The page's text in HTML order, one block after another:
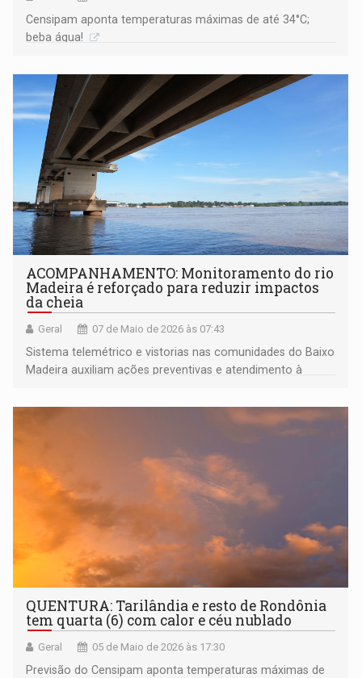
Censipam aponta temperaturas máximas de até 34°C;
beba água!
ACOMPANHAMENTO: Monitoramento do rio
Madeira é reforçado para reduzir impactos
da cheia
Geral 07 de Maio de 2026 às 07:43
Sistema telemétrico e vistorias nas comunidades do Baixo
Madeira auxiliam ações preventivas e atendimento à
QUENTURA: Tarilândia e resto de Rondônia
tem quarta (6) com calor e céu nublado
Geral 05 de Maio de 2026 às 17:30
Previsão do Censipam aponta temperaturas máximas de